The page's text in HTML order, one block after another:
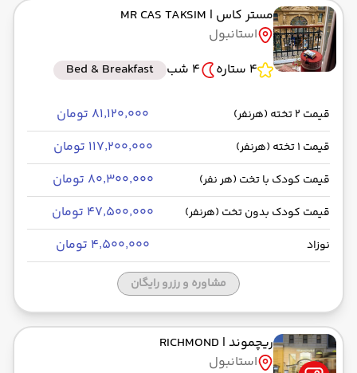
مستر کاس | MR CAS TAKSIM
استانبول
4 ستاره
4 شب Bed & Breakfast
قیمت 2 تخته (هرنفر) ۸۱٬۱۲۰٬۰۰۰ تومان
قیمت 1 تخته (هرنفر) ۱۱۷٬۲۰۰٬۰۰۰ تومان
قیمت کودک با تخت (هر نفر) ۸۰٬۳۰۰٬۰۰۰ تومان
قیمت کودک بدون تخت (هرنفر) ۴۷٬۵۰۰٬۰۰۰ تومان
نوزاد ۴٬۵۰۰٬۰۰۰ تومان
مشاوره و رزرو رایگان
ریچموند | RICHMOND
استانبول